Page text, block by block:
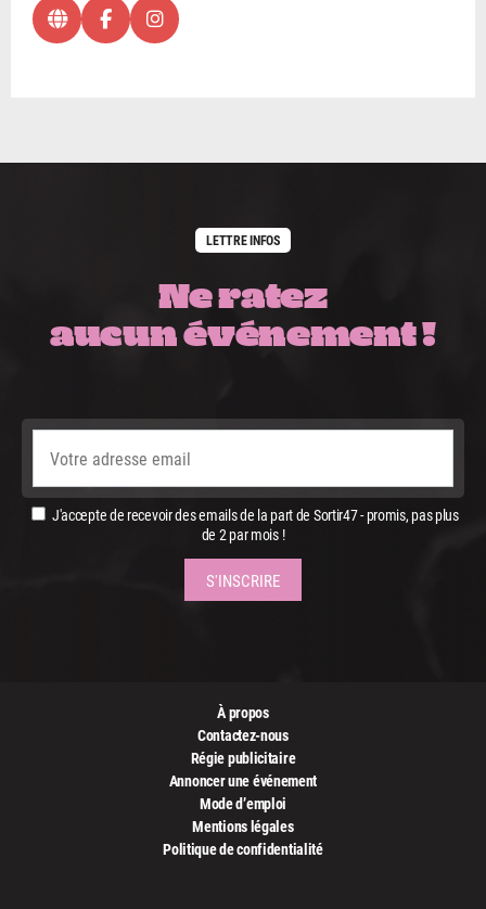
LETTRE INFOS
Ne ratez
aucun événement !
J'accepte de recevoir des emails de la part de Sortir47 - promis, pas plus
de 2 par mois !
À propos
Contactez-nous
Régie publicitaire
Annoncer une événement
Mode d’emploi
Mentions légales
Politique de confidentialité